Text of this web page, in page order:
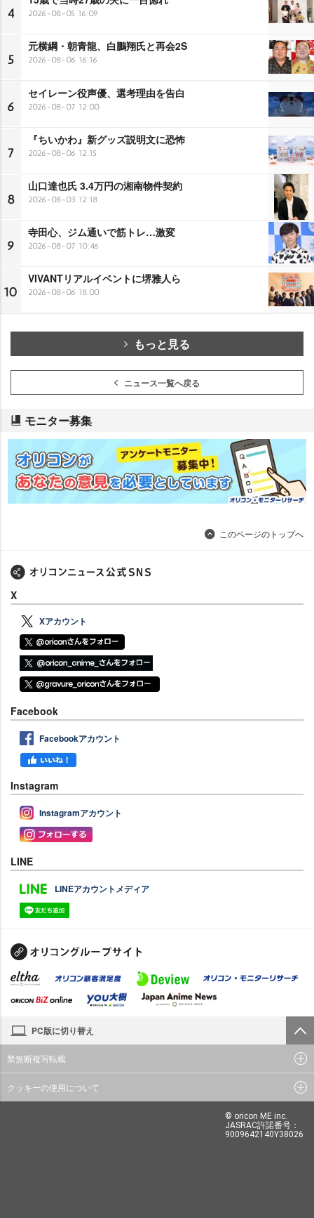
4 2026-08-05 16:09
5
元横綱・朝青龍、白鵬翔氏と再会2S
2026-08-06 16:16
6
セイレーン役声優、選考理由を告白
2026-08-07 12:00
7
『ちいかわ』新グッズ説明文に恐怖
2026-08-06 12:15
8
山口達也氏 3.4万円の湘南物件契約
2026-08-03 12:18
9
寺田心、ジム通いで筋トレ…激変
2026-08-07 10:46
10
VIVANTリアルイベントに堺雅人ら
2026-08-06 18:00
もっと見る
ニュース一覧へ戻る
モニター募集
このページのトップへ
X
Xアカウント
Facebook
Facebookアカウント
Instagram
Instagramアカウント
LINE
LINEアカウントメディア
PC版に切り替え
禁無断複写転載
クッキーの使用について
© oricon ME inc.
JASRAC許諾番号：
9009642140Y38026